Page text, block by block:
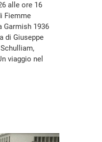
alle ore 16
Fiemme
Garmish 1936
di Giuseppe
viaggio nel